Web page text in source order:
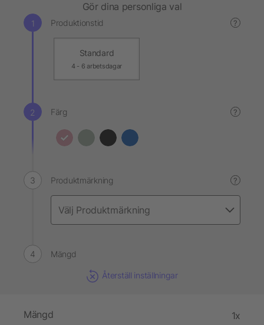
Gör dina personliga val
Produktionstid ?
Standard
4 - 6 arbetsdagar
Färg ?
Produktmärkning ?
Mängd
Återställ inställningar
Mängd 1x